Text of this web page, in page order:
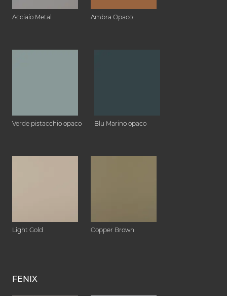
Acciaio Metal Ambra Opaco
Verde pistacchio opaco Blu Marino opaco
Light Gold Copper Brown
FENIX